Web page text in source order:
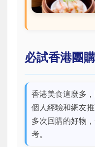
必試香港團
香港美食這麼多
個人經驗和網友
多次回購的好物
考。